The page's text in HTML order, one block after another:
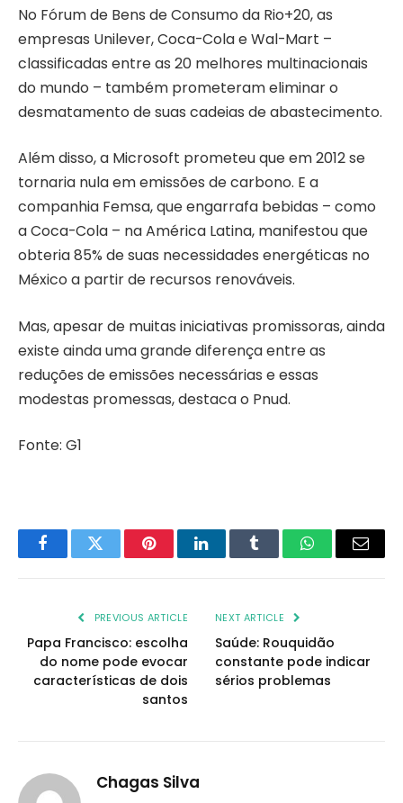
No Fórum de Bens de Consumo da Rio+20, as
empresas Unilever, Coca-Cola e Wal-Mart –
classificadas entre as 20 melhores multinacionais
do mundo – também prometeram eliminar o
desmatamento de suas cadeias de abastecimento.
Além disso, a Microsoft prometeu que em 2012 se
tornaria nula em emissões de carbono. E a
companhia Femsa, que engarrafa bebidas – como
a Coca-Cola – na América Latina, manifestou que
obteria 85% de suas necessidades energéticas no
México a partir de recursos renováveis.
Mas, apesar de muitas iniciativas promissoras, ainda
existe ainda uma grande diferença entre as
reduções de emissões necessárias e essas
modestas promessas, destaca o Pnud.
Fonte: G1
FacebookTwitter PinterestLinkedInTumblr WhatsAppEmail
PREVIOUS ARTICLE
Papa Francisco: escolha
do nome pode evocar
características de dois
santos
NEXT ARTICLE
Saúde: Rouquidão
constante pode indicar
sérios problemas
Chagas Silva